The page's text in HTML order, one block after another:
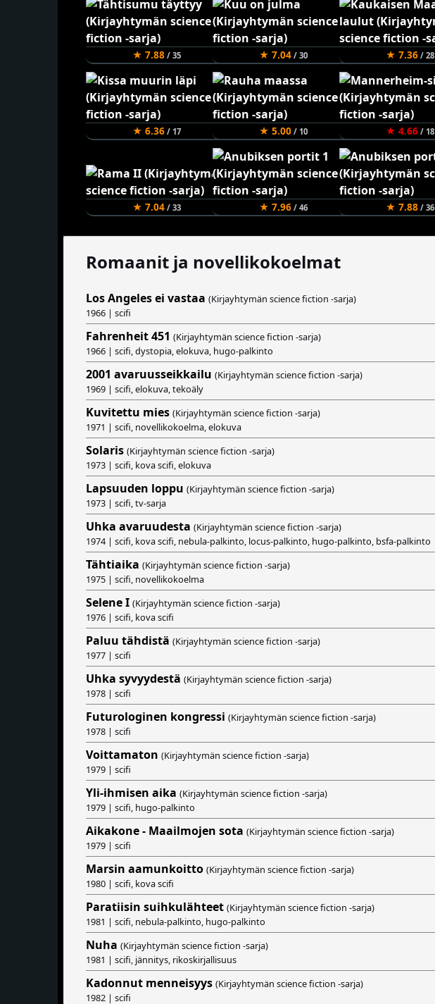
★ 7.88/ 35 ★ 7.04/ 30 ★ 7.36/ 28
★ 6.36/ 17 ★ 5.00/ 10 ★ 4.66/ 18
★ 7.04/ 33 ★ 7.96/ 46 ★ 7.88/ 36
Romaanit ja novellikokoelmat
Los Angeles ei vastaa (Kirjayhtymän science fiction -sarja)
1966 | scifi
Fahrenheit 451 (Kirjayhtymän science fiction -sarja)
1966 | scifi, dystopia, elokuva, hugo-palkinto
2001 avaruusseikkailu (Kirjayhtymän science fiction -sarja)
1969 | scifi, elokuva, tekoäly
Kuvitettu mies (Kirjayhtymän science fiction -sarja)
1971 | scifi, novellikokoelma, elokuva
Solaris (Kirjayhtymän science fiction -sarja)
1973 | scifi, kova scifi, elokuva
Lapsuuden loppu (Kirjayhtymän science fiction -sarja)
1973 | scifi, tv-sarja
Uhka avaruudesta (Kirjayhtymän science fiction -sarja)
1974 | scifi, kova scifi, nebula-palkinto, locus-palkinto, hugo-palkinto, bsfa-palkinto
Tähtiaika (Kirjayhtymän science fiction -sarja)
1975 | scifi, novellikokoelma
Selene I (Kirjayhtymän science fiction -sarja)
1976 | scifi, kova scifi
Paluu tähdistä (Kirjayhtymän science fiction -sarja)
1977 | scifi
Uhka syvyydestä (Kirjayhtymän science fiction -sarja)
1978 | scifi
Futurologinen kongressi (Kirjayhtymän science fiction -sarja)
1978 | scifi
Voittamaton (Kirjayhtymän science fiction -sarja)
1979 | scifi
Yli-ihmisen aika (Kirjayhtymän science fiction -sarja)
1979 | scifi, hugo-palkinto
Aikakone - Maailmojen sota (Kirjayhtymän science fiction -sarja)
1979 | scifi
Marsin aamunkoitto (Kirjayhtymän science fiction -sarja)
1980 | scifi, kova scifi
Paratiisin suihkulähteet (Kirjayhtymän science fiction -sarja)
1981 | scifi, nebula-palkinto, hugo-palkinto
Nuha (Kirjayhtymän science fiction -sarja)
1981 | scifi, jännitys, rikoskirjallisuus
Kadonnut menneisyys (Kirjayhtymän science fiction -sarja)
1982 | scifi